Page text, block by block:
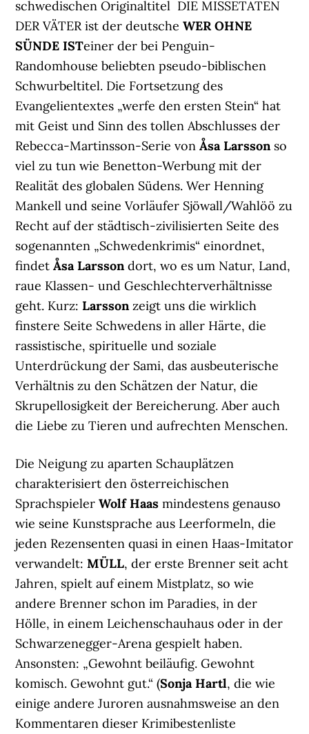
schwedischen Originaltitel DIE MISSETATEN
DER VÄTER ist der deutscheWER OHNE
SÜNDE ISTeiner der bei Penguin-
Randomhouse beliebten pseudo-biblischen
Schwurbeltitel. Die Fortsetzung des
Evangelientextes „werfe den ersten Stein“ hat
mit Geist und Sinn des tollen Abschlusses der
Rebecca-Martinsson-Serie vonÅsa Larsson so
viel zu tun wie Benetton-Werbung mit der
Realität des globalen Südens. Wer Henning
Mankell und seine Vorläufer Sjöwall/Wahlöö zu
Recht auf der städtisch-zivilisierten Seite des
sogenannten „Schwedenkrimis“ einordnet,
findetÅsa Larssondort, wo es um Natur, Land,
raue Klassen- und Geschlechterverhältnisse
geht. Kurz: Larsson zeigt uns die wirklich
finstere Seite Schwedens in aller Härte, die
rassistische, spirituelle und soziale
Unterdrückung der Sami, das ausbeuterische
Verhältnis zu den Schätzen der Natur, die
Skrupellosigkeit der Bereicherung. Aber auch
die Liebe zu Tieren und aufrechten Menschen.
Die Neigung zu aparten Schauplätzen
charakterisiert den österreichischen
SprachspielerWolf Haasmindestens genauso
wie seine Kunstsprache aus Leerformeln, die
jeden Rezensenten quasi in einen Haas-Imitator
verwandelt: MÜLL, der erste Brenner seit acht
Jahren, spielt auf einem Mistplatz, so wie
andere Brenner schon im Paradies, in der
Hölle, in einem Leichenschauhaus oder in der
Schwarzenegger-Arena gespielt haben.
Ansonsten: „Gewohnt beiläufig. Gewohnt
komisch. Gewohnt gut.“ (Sonja Hartl, die wie
einige andere Juroren ausnahmsweise an den
Kommentaren dieser Krimibestenliste